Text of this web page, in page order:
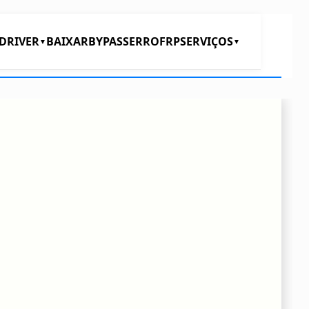
DRIVER▼ BAIXARBYPASSERROFRPSERVIÇOS▼